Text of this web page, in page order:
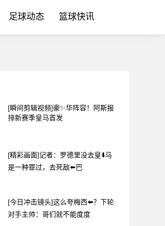
足球动态 篮球快讯
[瞬间剪辑视频]豪✨华阵容！阿斯报
排新赛季皇马首发
[精彩画面]记者：罗德里没去皇⬇️马
是一种罪过，去死敌⬅️巴
[今日冲击镜头]这么夸梅西⬅️？下轮
对手主帅：哥们就不能度度